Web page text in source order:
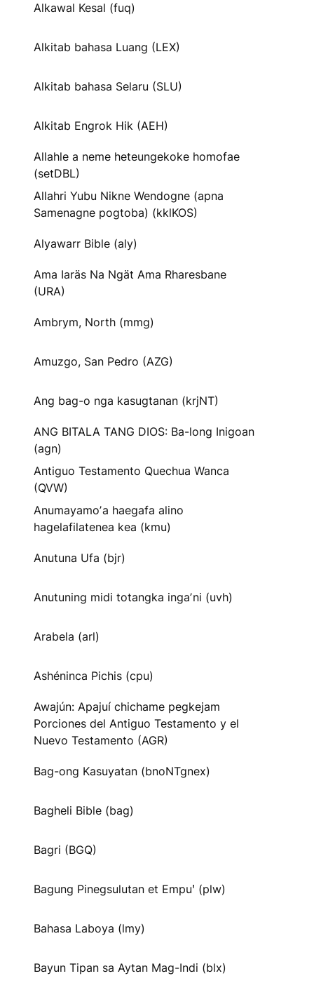
Alkawal Kesal (fuq)
Alkitab bahasa Luang (LEX)
Alkitab bahasa Selaru (SLU)
Alkitab Engrok Hik (AEH)
Allahle a neme heteungekoke homofae
(setDBL)
Allahri Yubu Nikne Wendogne (apna
Samenagne pogtoba) (kklKOS)
Alyawarr Bible (aly)
Ama Iaräs Na Ngät Ama Rharesbane
(URA)
Ambrym, North (mmg)
Amuzgo, San Pedro (AZG)
Ang bag-o nga kasugtanan (krjNT)
ANG BITALA TANG DIOS: Ba-long Inigoan
(agn)
Antiguo Testamento Quechua Wanca
(QVW)
Anumayamoʼa haegafa alino
hagelafilatenea kea (kmu)
Anutuna Ufa (bjr)
Anutuning midi totangka ingaʼni (uvh)
Arabela (arl)
Ashéninca Pichis (cpu)
Awajún: Apajuí chichame pegkejam
Porciones del Antiguo Testamento y el
Nuevo Testamento (AGR)
Bag-ong Kasuyatan (bnoNTgnex)
Bagheli Bible (bag)
Bagri (BGQ)
Bagung Pinegsulutan et Empuꞌ (plw)
Bahasa Laboya (lmy)
Bayun Tipan sa Aytan Mag-Indi (blx)